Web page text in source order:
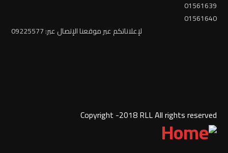
01561639
01561640
لإعلاناتكم عبر موقعنا الإتصال عبر: 09225577
Copyright -2018 RLL All rights reserved